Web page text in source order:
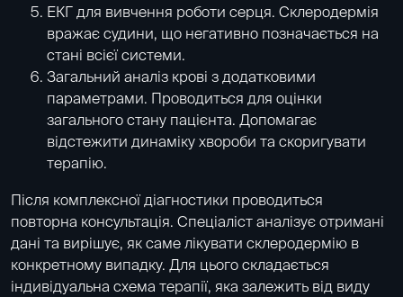
ЕКГ для вивчення роботи серця. Склеродермія
вражає судини, що негативно позначається на
стані всієї системи.
Загальний аналіз крові з додатковими
параметрами. Проводиться для оцінки
загального стану пацієнта. Допомагає
відстежити динаміку хвороби та скоригувати
терапію.
Після комплексної діагностики проводиться
повторна консультація. Спеціаліст аналізує отримані
дані та вирішує, як саме лікувати склеродермію в
конкретному випадку. Для цього складається
індивідуальна схема терапії, яка залежить від виду